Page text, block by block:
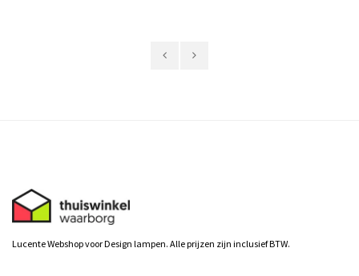
Lucente Webshop voor Design lampen. Alle prijzen zijn inclusief BTW.